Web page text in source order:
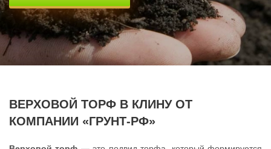
ВЕРXОВОЙ ТОРФ В КЛИНУ ОТ
КОМПАНИИ «ГРУНТ-РФ»